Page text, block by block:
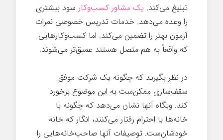
تبلیغ می‌کند. یک مشاور کسب‌وکار سود بیشتری
را وعده می‌دهد. خدمات تدریس خصوصی نمرات
آزمون بهتر را تضمین می‌کند. اما کسب‌وکارهایی
که واقعاً به هم متصل هستند عمیق‌تر می‌شوند.
در نظر بگیرید که چگونه یک شرکت موفق
سقف‌سازی ممکن‌ست به این موضوع برخورد
کند. وبگاه آنها نشان می‌دهد که چگونه با
خانه‌ها با احترام رفتار می‌کنند، انگار که خانه
خودشان‌ست. توصیفات آنها صاحب‌خانه‌هایی را